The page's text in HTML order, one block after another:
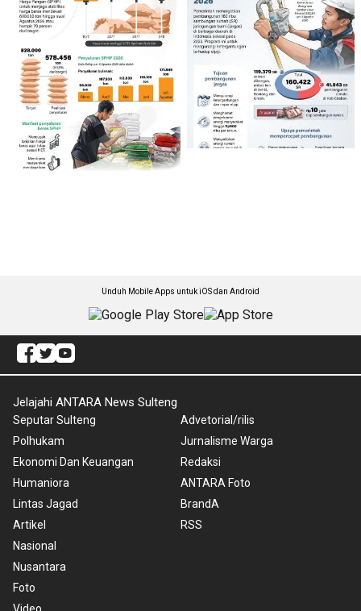
Unduh Mobile Apps untuk iOS dan Android
Jelajahi ANTARA News Sulteng
Seputar Sulteng
Polhukam
Ekonomi Dan Keuangan
Humaniora
Lintas Jagad
Artikel
Nasional
Nusantara
Foto
Advetorial/rilis
Jurnalisme Warga
Redaksi
ANTARA Foto
BrandA
RSS